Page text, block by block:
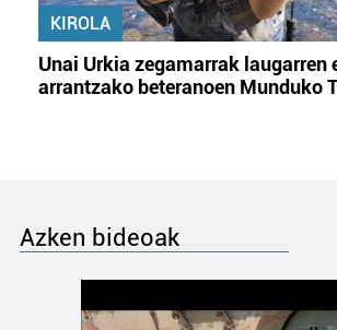
KIROLA
Unai Urkia zegamarrak laugarren
arrantzako beteranoen Munduko
Azken bideoak